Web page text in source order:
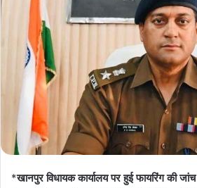
*खानपुर विधायक कार्यालय पर हुई फायरिंग की